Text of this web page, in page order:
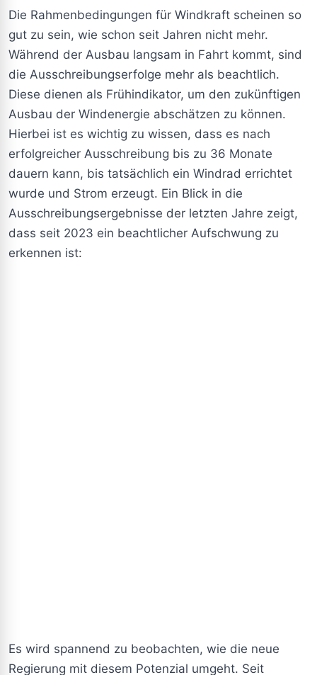
Die Rahmenbedingungen für Windkraft scheinen so
gut zu sein, wie schon seit Jahren nicht mehr.
Während der Ausbau langsam in Fahrt kommt, sind
die Ausschreibungserfolge mehr als beachtlich.
Diese dienen als Frühindikator, um den zukünftigen
Ausbau der Windenergie abschätzen zu können.
Hierbei ist es wichtig zu wissen, dass es nach
erfolgreicher Ausschreibung bis zu 36 Monate
dauern kann, bis tatsächlich ein Windrad errichtet
wurde und Strom erzeugt. Ein Blick in die
Ausschreibungsergebnisse der letzten Jahre zeigt,
dass seit 2023 ein beachtlicher Aufschwung zu
erkennen ist:
Es wird spannend zu beobachten, wie die neue
Regierung mit diesem Potenzial umgeht. Seit